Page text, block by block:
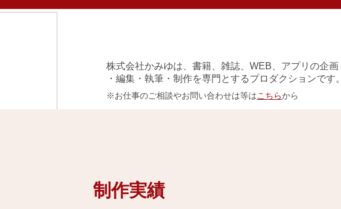
株式会社かみゆは、書籍、雑誌、WEB、アプリの企画
・編集・執筆・制作を専門とするプロダクションです。
※お仕事のご相談やお問い合わせは等はこちらから
制作実績